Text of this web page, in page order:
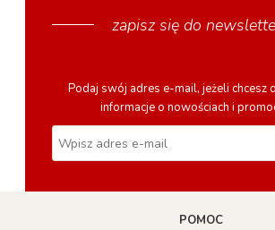
zapisz się do
Podaj swój adres e-mail, jeżeli chcesz
informacje o nowościach i
POMOC